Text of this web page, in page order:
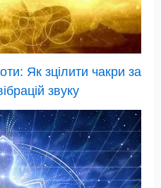
Як зцілити чакри за
звуку